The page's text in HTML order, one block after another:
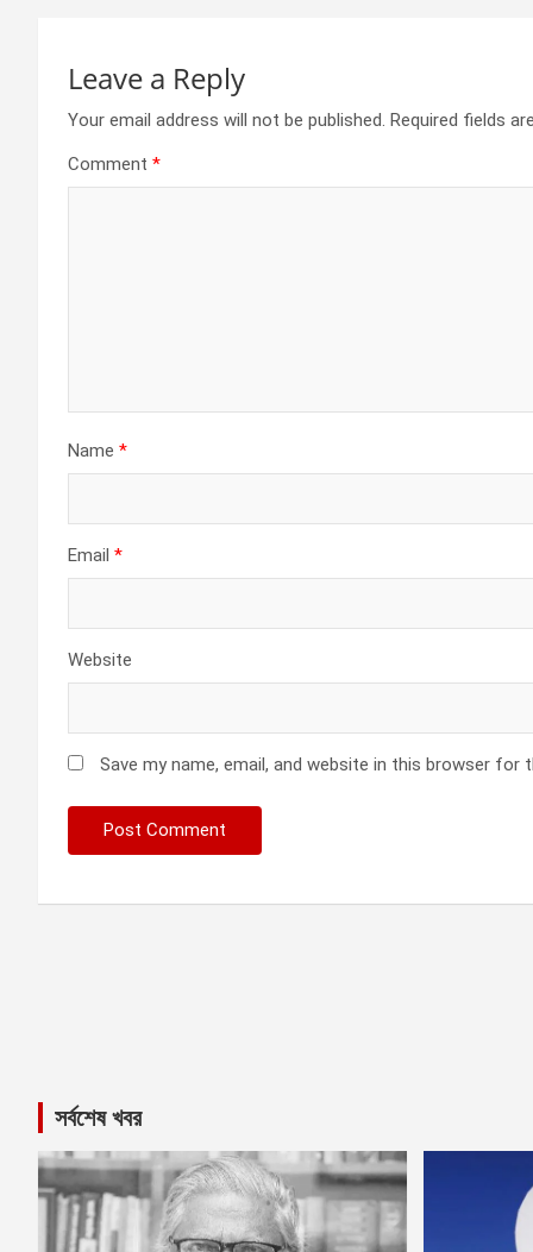
Leave a Reply
Your email address will not be published. Required fields
Comment *
Name *
Email *
Website
Save my name, email, and website in this browser for
সর্বশেষ খবর